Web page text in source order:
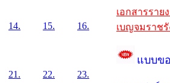
14. 15. 16.
21. 22. 23.
เอกสารรา
เบญจมราช
แบบข